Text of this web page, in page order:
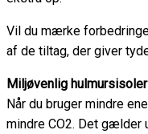
Vil du mærke
af de tiltag, der giver
Miljøvenlig
Når du bruger mindre
mindre CO2. Det gælder